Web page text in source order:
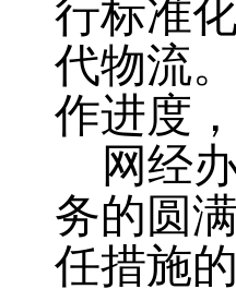
行标准
代物流
作进度
网经
务的圆
任措施